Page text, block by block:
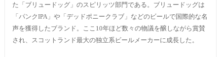
た「ブリュードッグ」のスピリッツ部門である。ブリュードッグは
「パンクIPA」や「デッドポニークラブ」などのビールで国際的な名
声を獲得したブランド。ここ10年ほど数々の物議を醸しながら賞賛
され、スコットランド最大の独立系ビールメーカーに成長した。